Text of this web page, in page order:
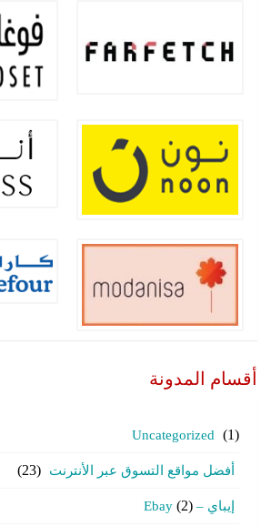
أقسام المدونة
Uncategorized (1)
أفضل مواقع التسوق عبر الأنترنت (23)
إيباي – Ebay (2)